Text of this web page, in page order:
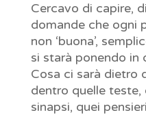
Cercavo di capire,
domande che ogni
non ‘buona’,
si starà ponendo in
Cosa ci sarà dietro
dentro quelle teste,
sinapsi, quei